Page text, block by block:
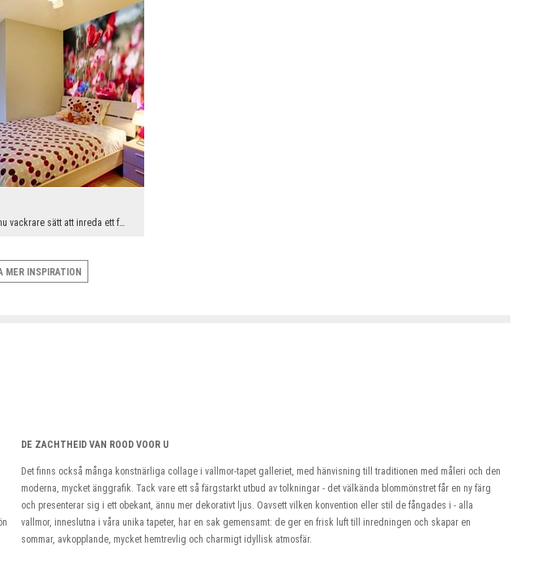
Ett mycket enkelt och ännu vackrare sätt att inreda ett funktionellt litet prinsessrum. Möbler oc...
MER INSPIRATION
DE ZACHTHEID VAN ROOD VOOR U
Det finns också många konstnärliga collage i vallmor-tapet galleriet, med hänvisning till traditionen med måleri och den
moderna, mycket änggrafik. Tack vare ett så färgstarkt utbud av tolkningar - det välkända blommönstret får en ny färg
och presenterar sig i ett obekant, ännu mer dekorativt ljus. Oavsett vilken konvention eller stil de fångades i - alla
vallmor, inneslutna i våra unika tapeter, har en sak gemensamt: de ger en frisk luft till inredningen och skapar en
sommar, avkopplande, mycket hemtrevlig och charmigt idyllisk atmosfär.